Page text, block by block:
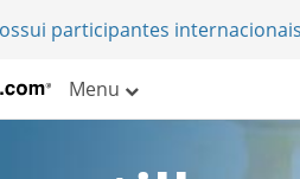
participantes
Menu